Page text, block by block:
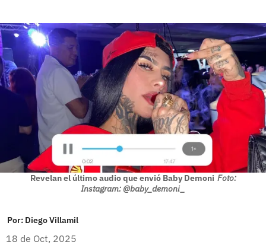
Revelan el último audio que envió Baby Demoni Foto:
Instagram: @baby_demoni_
Por: Diego Villamil
18 de Oct, 2025